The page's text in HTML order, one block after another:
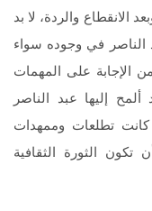
الانقطاع والردة، لا بد
الناصر في وجوده سواء
من الإجابة على المهمات
ألمح إليها عبد الناصر
تطلعات وممهدات
الثورة الثقافية